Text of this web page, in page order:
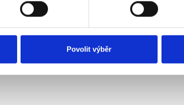
Povolit výběr
3 358 Kč
Do košíku